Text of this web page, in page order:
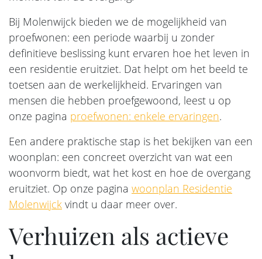
Bij Molenwijck bieden we de mogelijkheid van
proefwonen: een periode waarbij u zonder
definitieve beslissing kunt ervaren hoe het leven in
een residentie eruitziet. Dat helpt om het beeld te
toetsen aan de werkelijkheid. Ervaringen van
mensen die hebben proefgewoond, leest u op
onze pagina proefwonen: enkele ervaringen.
Een andere praktische stap is het bekijken van een
woonplan: een concreet overzicht van wat een
woonvorm biedt, wat het kost en hoe de overgang
eruitziet. Op onze pagina woonplan Residentie
Molenwijck vindt u daar meer over.
Verhuizen als actieve